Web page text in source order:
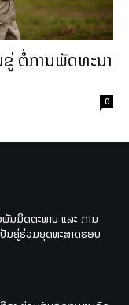
ຂູ່ ຕໍ່ການພັດທະນາ
0
ນມິດຕະພາບ ແລະ ການ
ນຄູ່ຮ່ວມຍຸດທະສາດຮອບ